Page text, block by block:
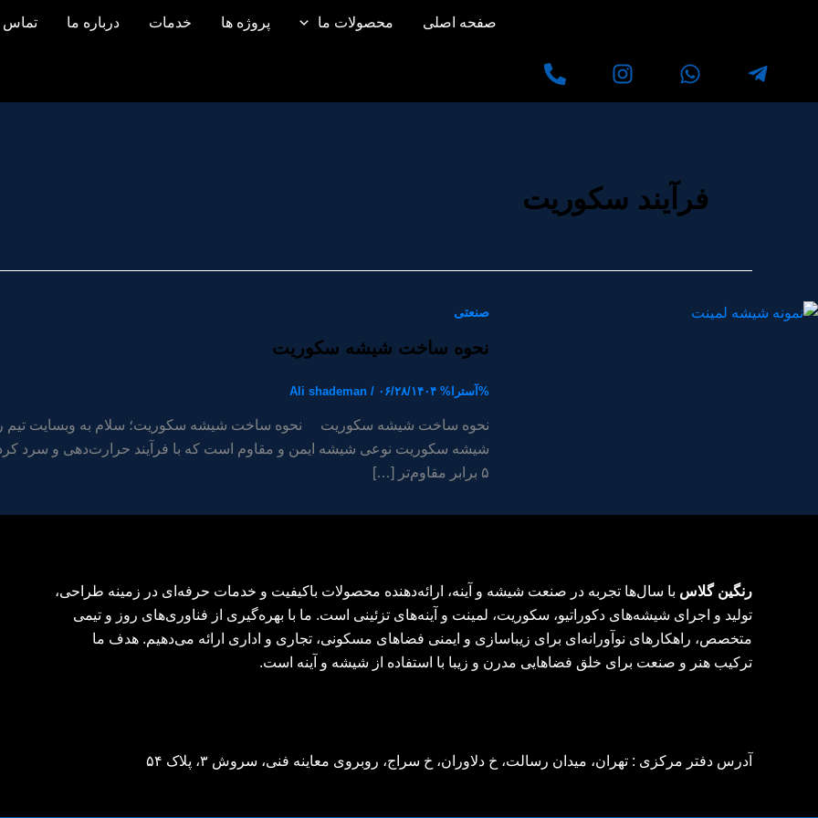
صفحه اصلی محصولات ما پروژه ها خدمات درباره ما تماس
فرآیند سکوریت
صنعتی
نحوه ساخت شیشه سکوریت
%آسترا% Ali shademan / ۰۶/۲۸/۱۴۰۴
نحوه ساخت شیشه سکوریت نحوه ساخت شیشه سکوریت؛ سلام به وبسایت تیم
۵ برابر مقاوم‌تر […]
رنگین گلاس با سال‌ها تجربه در صنعت شیشه و آینه، ارائه‌دهنده محصولات باکیفیت و خدمات حرفه‌ای در زمینه طراحی،
تولید و اجرای شیشه‌های دکوراتیو، سکوریت، لمینت و آینه‌های تزئینی است. ما با بهره‌گیری از فناوری‌های روز و تیمی
متخصص، راهکارهای نوآورانه‌ای برای زیباسازی و ایمنی فضاهای مسکونی، تجاری و اداری ارائه می‌دهیم. هدف ما
ترکیب هنر و صنعت برای خلق فضاهایی مدرن و زیبا با استفاده از شیشه و آینه است.
آدرس دفتر مرکزی : تهران، میدان رسالت، خ دلاوران، خ سراج، روبروی معاینه فنی، سروش ۳، پلاک ۵۴